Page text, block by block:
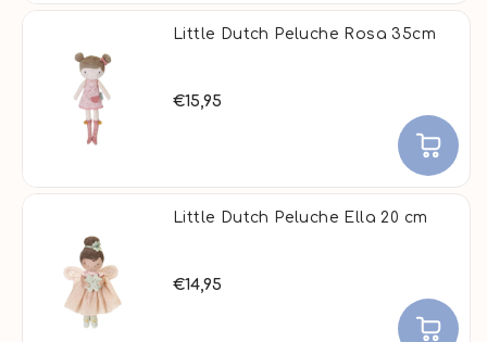
Little Dutch Peluche Rosa 35cm
€15,95
Little Dutch Peluche Ella 20 cm
€14,95